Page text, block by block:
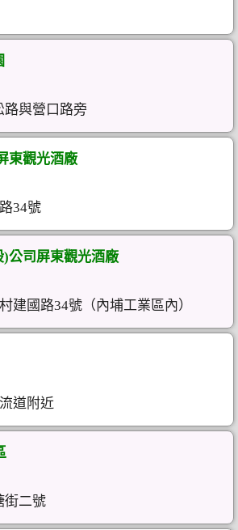
路與營口路旁
東觀光酒廠
34號
公司屏東觀光酒廠
建國路34號（內埔工業區內）
道附近
街二號